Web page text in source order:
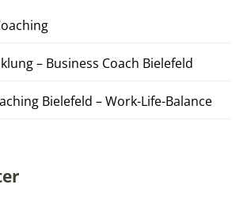
– Business Coach Bielefeld
Bielefeld – Work-Life-Balance